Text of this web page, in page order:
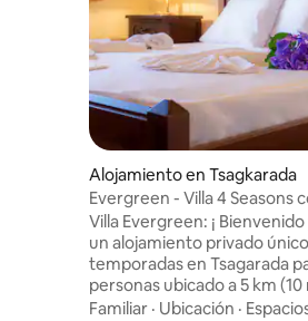
Alojamiento en Tsagkarada
Evergreen - Villa 4 Seasons
mar en Tsagarada
Villa Evergreen: ¡
un alojamiento privado
temporadas en Tsagarada
personas ubicado a 5 km
coche ) de la increíble playa
Familiar · Ubicación ·